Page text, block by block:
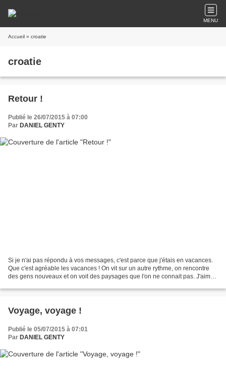
MENU
Accueil » croatie
croatie
Retour !
Publié le 26/07/2015 à 07:00
Par DANIEL GENTY
Si je n'ai pas répondu à vos messages, c'est parce que j'étais en vacances.
Que c'est agréable les vacances ! On vit sur un autre rythme, on rencontre
des gens nouveaux et on voit des paysages que l'on ne connait pas. J'aime
Voyage, voyage !
Publié le 05/07/2015 à 07:01
Par DANIEL GENTY